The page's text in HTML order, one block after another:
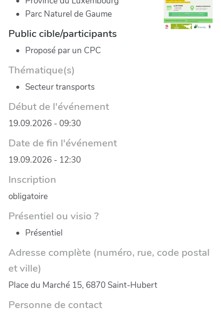
Parc Naturel de Gaume
Public cible/participants
Proposé par un CPC
Thématique(s)
Secteur transports
Début de l'événement
19.09.2026 - 09:30
Date de fin l'événement
19.09.2026 - 12:30
Inscription
obligatoire
Présentiel ou visio ?
Présentiel
Adresse complète (numéro, rue, code postal
et ville)
Place du Marché 15, 6870 Saint-Hubert
Personne de contact